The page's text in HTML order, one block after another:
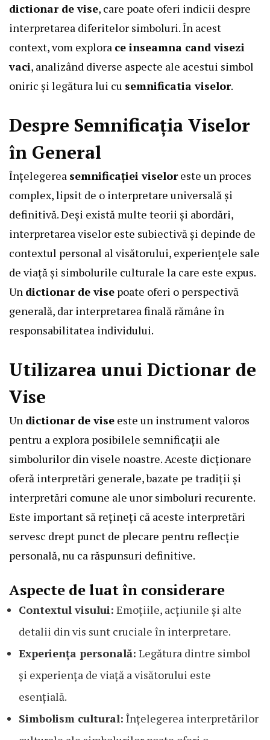
dictionar de vise, care poate oferi indicii despre
interpretarea diferitelor simboluri. În acest
context, vom explora ce inseamna cand visezi
vaci, analizând diverse aspecte ale acestui simbol
oniric și legătura lui cu semnificatia viselor.
Despre Semnificația Viselor
în General
Înțelegerea semnificației viseloreste un proces
complex, lipsit de o interpretare universală și
definitivă. Deși există multe teorii și abordări,
interpretarea viselor este subiectivă și depinde de
contextul personal al visătorului, experiențele sale
de viață și simbolurile culturale la care este expus.
Un dictionar de vise poate oferi o perspectivă
generală, dar interpretarea finală rămâne în
responsabilitatea individului.
Utilizarea unui Dictionar de
Vise
Un dictionar de vise este un instrument valoros
pentru a explora posibilele semnificații ale
simbolurilor din visele noastre. Aceste dicționare
oferă interpretări generale, bazate pe tradiții și
interpretări comune ale unor simboluri recurente.
Este important să rețineți că aceste interpretări
servesc drept punct de plecare pentru reflecție
personală, nu ca răspunsuri definitive.
Aspecte de luat în considerare
Contextul visului: Emoțiile, acțiunile și alte
detalii din vis sunt cruciale în interpretare.
Experiența personală: Legătura dintre simbol
și experiența de viață a visătorului este
esențială.
Simbolism cultural: Înțelegerea interpretărilor